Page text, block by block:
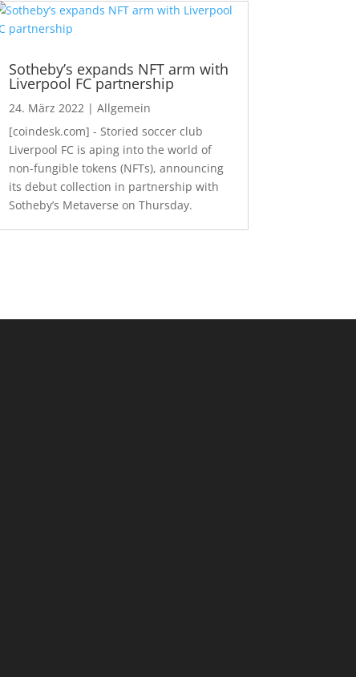
Sotheby’s expands NFT arm with
Liverpool FC partnership
24. März 2022| Allgemein
[coindesk.com] - Storied soccer club
Liverpool FC is aping into the world of
non-fungible tokens (NFTs), announcing
its debut collection in partnership with
Sotheby’s Metaverse on Thursday.